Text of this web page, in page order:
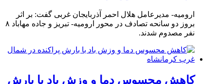
ارومیه- مدیرعامل هلال احمر آذربایجان غربی گفت: بر اثر
بروز دو سانحه تصادف در محور ارومیه- تبریز و جاده مهاباد ۸
نفر مصدوم شدند.
کاهش محسوس دما و وزش باد با بارش